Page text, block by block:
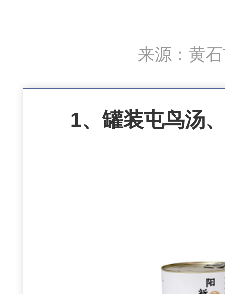
来源：黄
1、罐装屯鸟汤